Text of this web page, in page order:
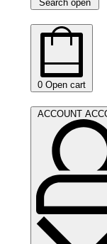
Search open
0 Open cart
ACCOUNT